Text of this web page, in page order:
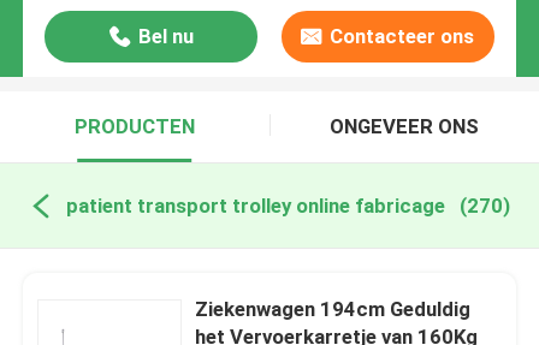
Bel nu Contacteer ons
PRODUCTEN ONGEVEER ONS
patient transport trolley online fabricage (270)
Ziekenwagen 194cm Geduldig
het Vervoerkarretje van 160Kg